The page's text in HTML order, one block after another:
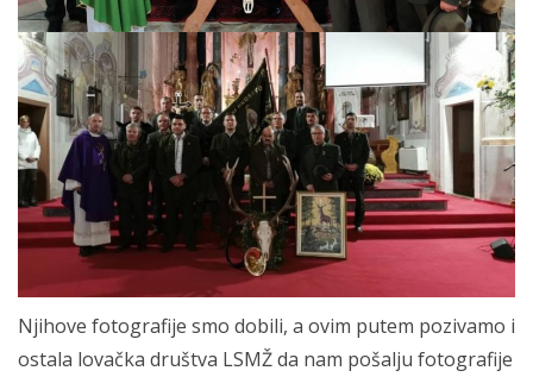
Njihove fotografije smo dobili, a ovim putem pozivamo i
ostala lovačka društva LSMŽ da nam pošalju fotografije